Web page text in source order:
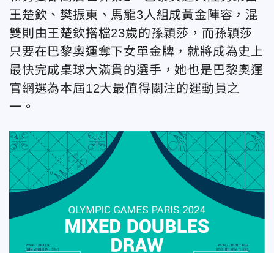
王楚欽、樊振東、馬龍3人組成黃金陣容，混
雙則由王楚欽搭檔23歲的孫穎莎，而孫穎莎
只要在巴黎奧運奪下女單金牌，就將成為史上
最快完成桌球大滿貫的選手，她也是巴黎奧運
官網選為本屆12大最值得關注的運動員之
一。